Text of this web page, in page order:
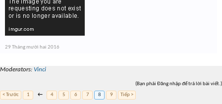
29 Tháng mười hai 2016
Moderators: Vinci
(Bạn phải Đăng nhập để trả lời bài viết.)
< Trước
1 ← 4 5 6 7 8 9 Tiếp >